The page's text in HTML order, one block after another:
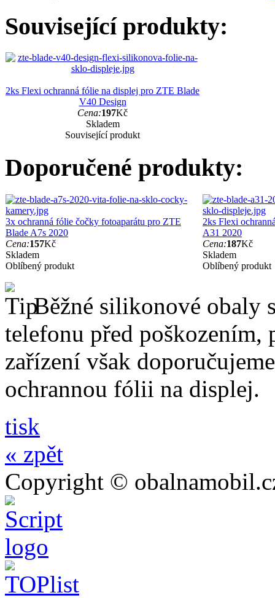
Související produkty:
2ks Flexi ochranná fólie na displej pro ZTE Blade
V40 Design
Cena:197Kč
Skladem
Související produkt
Doporučené produkty:
3x ochranná fólie čočky fotoaparátu pro ZTE
Blade A7s 2020
Cena:157Kč
Skladem
Oblíbený produkt
2ks Flexi
A31 2020
Cena:187Kč
Skladem
Oblíbený produkt
Běžné silikonové obaly
telefonu před poškozením,
zařízení však
ochrannou fólii na displej.
tisk
« zpět
Copyright ©